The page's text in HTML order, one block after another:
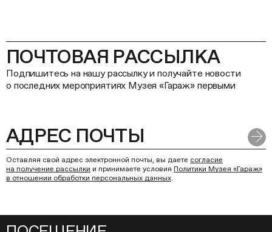
ПОЧТОВАЯ РАССЫЛКА
Подпишитесь на нашу рассылку и получайте новости
о последних мероприятиях Музея «Гараж» первыми
Оставляя свой адрес электронной почты, вы даете согласие
на получение рассылки и принимаете условия Политики Музея «Гараж»
в отношении обработки персональных данных.